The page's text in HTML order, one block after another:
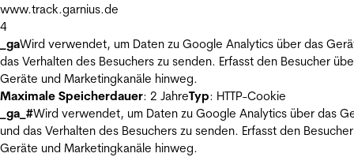
www.track.garnius.de
4
_gaWird verwendet, um Daten zu Google Analytics über das
das Verhalten des Besuchers zu senden. Erfasst den Besucher
Geräte und Marketingkanäle hinweg.
Maximale Speicherdauer: 2 JahreTyp: HTTP-Cookie
_ga_#Wird verwendet, um Daten zu Google Analytics über das
und das Verhalten des Besuchers zu senden. Erfasst den
Geräte und Marketingkanäle hinweg.